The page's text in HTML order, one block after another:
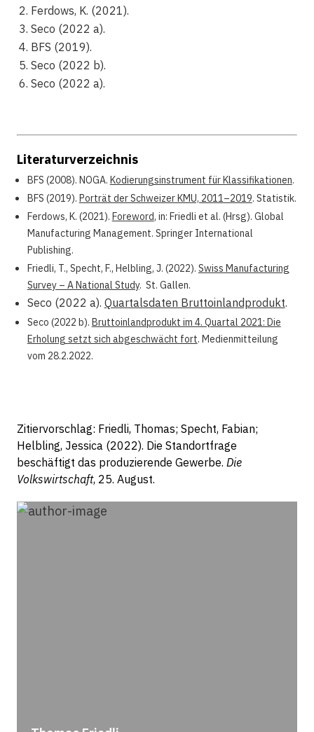
Ferdows, K. (2021).
Seco (2022 a).
BFS (2019).
Seco (2022 b).
Seco (2022 a).
Literaturverzeichnis
BFS (2008). NOGA. Kodierungsinstrument für Klassifikationen.
BFS (2019). Porträt der Schweizer KMU, 2011–2019. Statistik.
Ferdows, K. (2021). Foreword, in: Friedli et al. (Hrsg). Global
Manufacturing Management. Springer International
Publishing.
Friedli, T., Specht, F., Helbling, J. (2022). Swiss Manufacturing
Survey – A National Study. St. Gallen.
Seco (2022 a). Quartalsdaten Bruttoinlandprodukt.
Seco (2022 b). Bruttoinlandprodukt im 4. Quartal 2021: Die
Erholung setzt sich abgeschwächt fort. Medienmitteilung
vom 28.2.2022.
Zitiervorschlag: Friedli, Thomas; Specht, Fabian;
Helbling, Jessica (2022). Die Standortfrage
beschäftigt das produzierende Gewerbe. Die
Volkswirtschaft, 25. August.